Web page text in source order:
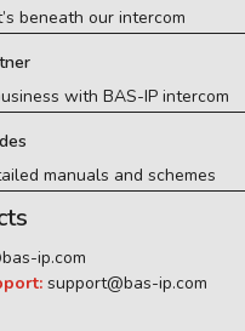
beneath our intercom
with BAS-IP intercom
manuals and schemes
ip.com
support@bas-ip.com